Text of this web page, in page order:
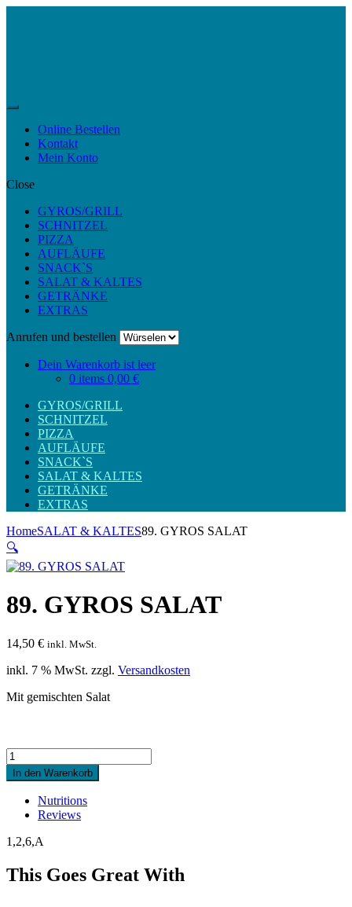
Menu
Online Bestellen
Kontakt
Mein Konto
Close
GYROS/GRILL
SCHNITZEL
PIZZA
AUFLÄUFE
SNACK`S
SALAT & KALTES
GETRÄNKE
EXTRAS
Anrufen und bestellen
Dein Warenkorb ist leer
0 items 0,00 €
GYROS/GRILL
SCHNITZEL
PIZZA
AUFLÄUFE
SNACK`S
SALAT & KALTES
GETRÄNKE
EXTRAS
HomeSALAT & KALTES89. GYROS SALAT
🔍
89. GYROS SALAT
14,50 € inkl. MwSt.
inkl. 7 % MwSt. zzgl. Versandkosten
Mit gemischten Salat
Quantity
In den Warenkorb
Nutritions
Reviews
1,2,6,A
This Goes Great With